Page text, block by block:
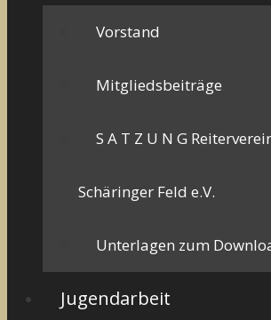
Vorstand
Mitgliedsbeiträge
S A T Z U N G
Schäringer Feld e.V.
Unterlagen zum
Jugendarbeit